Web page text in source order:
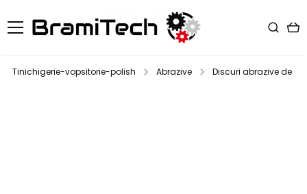
Tinichigerie-vopsitorie-polish Abrazive Discuri abrazive de